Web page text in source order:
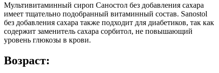
Мультивитаминный сироп Саностол без добавления сахара
имеет тщательно подобранный витаминный состав. Sanostol
без добавления сахара также подходит для диабетиков, так как
содержит заменитель сахара сорбитол, не повышающий
уровень глюкозы в крови.
Возраст: